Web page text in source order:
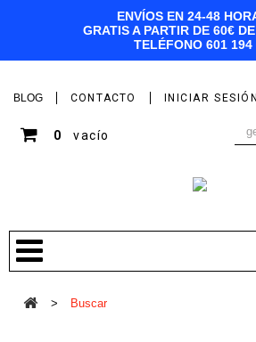
ENVÍOS EN 24-48
GRATIS A PARTIR DE 60€
TELÉFONO 601 194
BLOG CONTACTO INICIAR SESIÓN
0 vacío
> Buscar